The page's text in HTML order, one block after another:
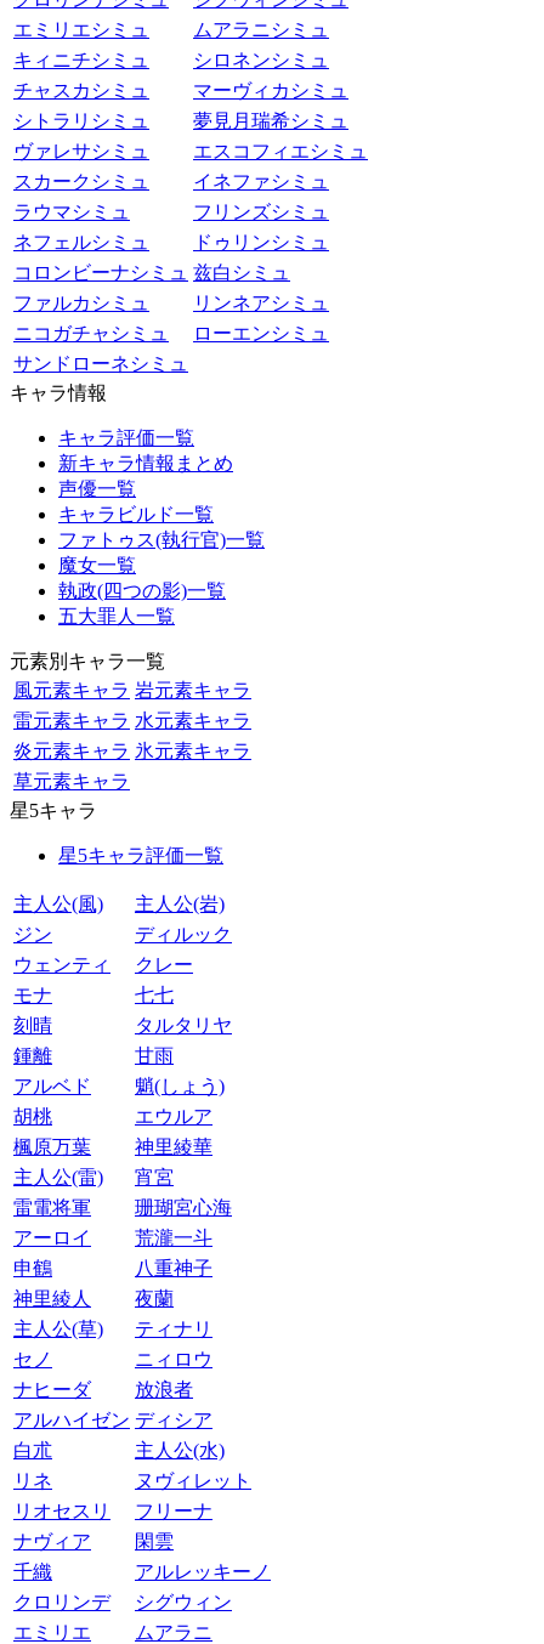
エミリエシミュ
ムアラニシミュ
キィニチシミュ
シロネンシミュ
チャスカシミュ
マーヴィカシミュ
シトラリシミュ
夢見月瑞希シミュ
ヴァレサシミュ
エスコフィエシミュ
スカークシミュ
イネファシミュ
ラウマシミュ
フリンズシミュ
ネフェルシミュ
ドゥリンシミュ
コロンビーナシミュ 兹白シミュ
ファルカシミュ
リンネアシミュ
ニコガチャシミュ
ローエンシミュ
サンドローネシミュ
キャラ情報
キャラ評価一覧
新キャラ情報まとめ
声優一覧
キャラビルド一覧
ファトゥス(執行官)一覧
魔女一覧
執政(四つの影)一覧
五大罪人一覧
元素別キャラ一覧
風元素キャラ 岩元素キャラ
雷元素キャラ 水元素キャラ
炎元素キャラ 氷元素キャラ
草元素キャラ
星5キャラ
星5キャラ評価一覧
主人公(風)
主人公(岩)
ジン
ディルック
ウェンティ
クレー
モナ
七七
刻晴
タルタリヤ
鍾離
甘雨
アルベド
魈(しょう)
胡桃
エウルア
楓原万葉
神里綾華
主人公(雷)
宵宮
雷電将軍
珊瑚宮心海
アーロイ
荒瀧一斗
申鶴
八重神子
神里綾人
夜蘭
主人公(草)
ティナリ
セノ
ニィロウ
ナヒーダ
放浪者
アルハイゼン ディシア
白朮
主人公(水)
リネ
ヌヴィレット
リオセスリ
フリーナ
ナヴィア
閑雲
千織
アルレッキーノ
クロリンデ
シグウィン
エミリエ
ムアラニ